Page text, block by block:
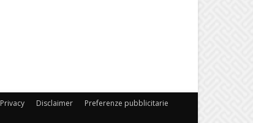
Privacy Disclaimer Preferenze pubblicitarie